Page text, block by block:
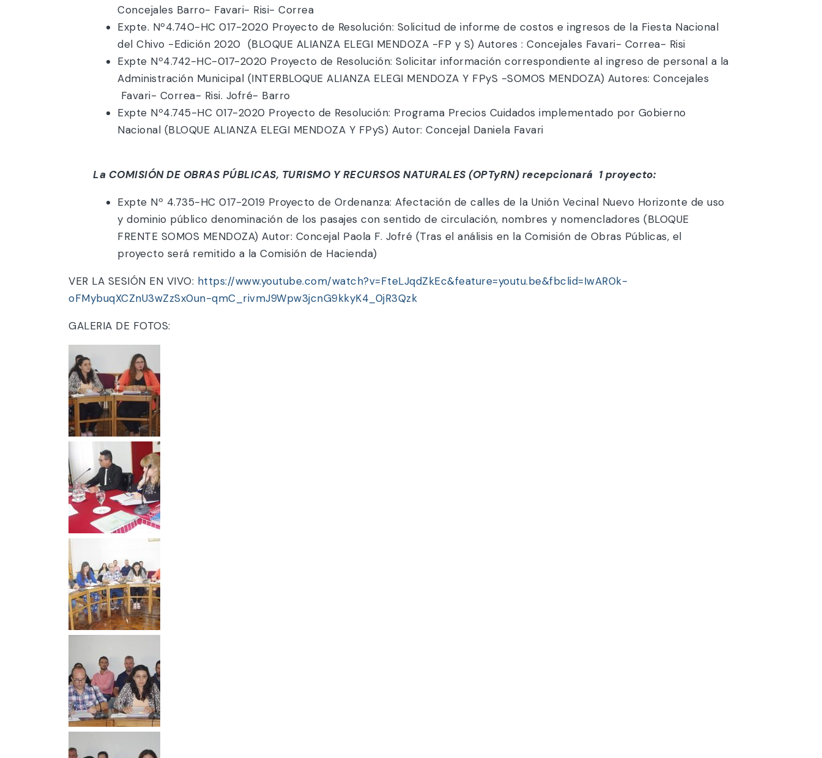
Concejales Barro- Favari- Risi- Correa
Expte. Nº4.740-HC 017-2020 Proyecto de Resolución: Solicitud de informe de costos e ingresos de la Fiesta Nacional
del Chivo -Edición 2020 (BLOQUE ALIANZA ELEGI MENDOZA -FP y S) Autores : Concejales Favari- Correa- Risi
Expte Nº4.742-HC-017-2020 Proyecto de Resolución: Solicitar información correspondiente al ingreso de personal a la
Administración Municipal (INTERBLOQUE ALIANZA ELEGI MENDOZA Y FPyS -SOMOS MENDOZA) Autores: Concejales
Favari- Correa- Risi. Jofré- Barro
Expte Nº4.745-HC 017-2020 Proyecto de Resolución: Programa Precios Cuidados implementado por Gobierno
Nacional (BLOQUE ALIANZA ELEGI MENDOZA Y FPyS) Autor: Concejal Daniela Favari
La COMISIÓN DE OBRAS PÚBLICAS, TURISMO Y RECURSOS NATURALES (OPTyRN) recepcionará 1 proyecto:
Expte Nº 4.735-HC 017-2019 Proyecto de Ordenanza: Afectación de calles de la Unión Vecinal Nuevo Horizonte de uso
y dominio público denominación de los pasajes con sentido de circulación, nombres y nomencladores (BLOQUE
FRENTE SOMOS MENDOZA) Autor: Concejal Paola F. Jofré (Tras el análisis en la Comisión de Obras Públicas, el
proyecto será remitido a la Comisión de Hacienda)
VER LA SESIÓN EN VIVO: https://www.youtube.com/watch?v=FteLJqdZkEc&feature=youtu.be&fbclid=IwAR0k-
oFMybuqXCZnU3wZzSx0un-qmC_rivmJ9Wpw3jcnG9kkyK4_0jR3Qzk
GALERIA DE FOTOS: